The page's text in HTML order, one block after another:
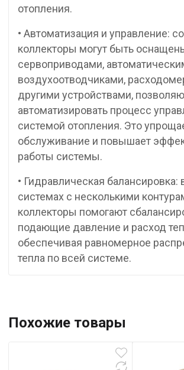
отопления.
• Автоматизация и управление:
коллекторы могут быть
сервоприводами,
воздухоотводчиками,
другими устройствами,
автоматизировать процесс
системой отопления. Это
обслуживание и повышает
работы системы.
• Гидравлическая
системах с несколькими
коллекторы помогают
подающие давление и расход
обеспечивая равномерное
тепла по всей системе.
Похожие товары